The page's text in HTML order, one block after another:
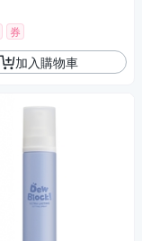
券
加入購物車